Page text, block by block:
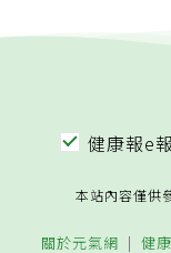
健康報e報
本站內容僅供
關於元氣網 健